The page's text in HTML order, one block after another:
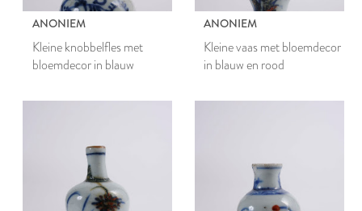
ANONIEM
Kleine knobbelfles met
bloemdecor in blauw
ANONIEM
Kleine vaas met bloemdecor
in blauw en rood